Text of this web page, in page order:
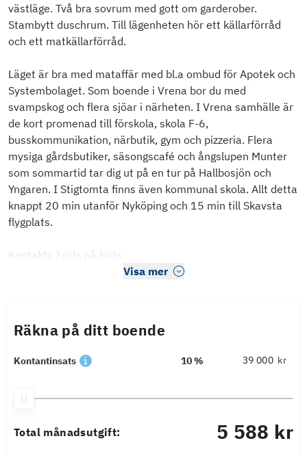
västläge. Två bra sovrum med gott om garderober.
Stambytt duschrum. Till lägenheten hör ett källarförråd
och ett matkällarförråd.
Läget är bra med mataffär med bl.a ombud för Apotek och
Systembolaget. Som boende i Vrena bor du med
svampskog och flera sjöar i närheten. I Vrena samhälle är
de kort promenad till förskola, skola F-6,
busskommunikation, närbutik, gym och pizzeria. Flera
mysiga gårdsbutiker, säsongscafé och ångslupen Munter
som sommartid tar dig ut på en tur på Hallbosjön och
Yngaren. I Stigtomta finns även kommunal skola. Allt detta
knappt 20 min utanför Nyköping och 15 min till Skavsta
flygplats.
Kontakta Frida på frida
Visa mer
Räkna på ditt boende
Kontantinsats 10 % kr
Total månadsutgift: 5 588 kr